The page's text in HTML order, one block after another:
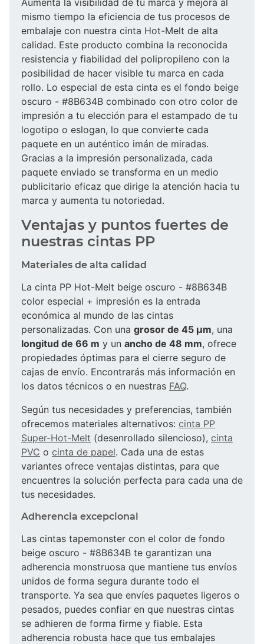
mismo tiempo la eficiencia de tus procesos de
embalaje con nuestra cinta Hot-Melt de alta
calidad. Este producto combina la reconocida
resistencia y fiabilidad del polipropileno con la
posibilidad de hacer visible tu marca en cada
rollo. Lo especial de esta cinta es el fondo beige
oscuro - #8B634B combinado con otro color de
impresión a tu elección para el estampado de tu
logotipo o eslogan, lo que convierte cada
paquete en un auténtico imán de miradas.
Gracias a la impresión personalizada, cada
paquete enviado se transforma en un medio
publicitario eficaz que dirige la atención hacia tu
marca y aumenta tu notoriedad.
Ventajas y puntos fuertes de
nuestras cintas PP
Materiales de alta calidad
La cinta PP Hot-Melt beige oscuro - #8B634B
color especial + impresión es la entrada
económica al mundo de las cintas
personalizadas. Con una grosor de 45 µm, una
longitud de 66 m y un ancho de 48 mm, ofrece
propiedades óptimas para el cierre seguro de
cajas de envío. Encontrarás más información en
los datos técnicos o en nuestras FAQ.
Según tus necesidades y preferencias, también
ofrecemos materiales alternativos: cinta PP
Super-Hot-Melt (desenrollado silencioso), cinta
PVC o cinta de papel. Cada una de estas
variantes ofrece ventajas distintas, para que
encuentres la solución perfecta para cada una de
tus necesidades.
Adherencia excepcional
Las cintas tapemonster con el color de fondo
beige oscuro - #8B634B te garantizan una
adherencia monstruosa que mantiene tus envíos
unidos de forma segura durante todo el
transporte. Ya sea que envíes paquetes ligeros o
pesados, puedes confiar en que nuestras cintas
se adhieren de forma firme y fiable. Esta
adherencia robusta hace que tus embalajes